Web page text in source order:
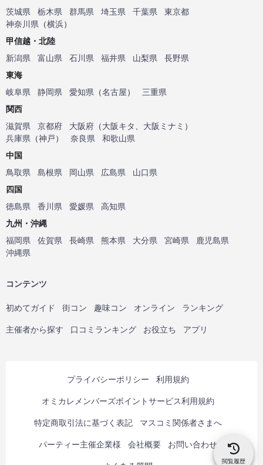
閲覧履歴
茨城県
栃木県 群馬県 埼玉県 千葉県
東京都
神奈川県 （横浜）
甲信越・北陸
新潟県
富山県 石川県 福井県 山梨県
長野県
東海
岐阜県
静岡県 愛知県 （名古屋）
三重県
関西
滋賀県
京都府 大阪府 （大阪キタ 大阪ミナミ ）
兵庫県 （神戸） 奈良県
和歌山県
中国
鳥取県
島根県 岡山県 広島県
山口県
四国
徳島県
香川県 愛媛県
高知県
九州・沖縄
福岡県
佐賀県 長崎県 熊本県 大分県 宮崎県
鹿児島県
沖縄県
コンテンツ
初めてガイド 街コン 趣味コン オンライン ランキング
主催者から探す 口コミランキング お役立ち アプリ
プライバシーポリシー 利用規約
オミカレメンバーズポイントサービス利用規約
特定商取引法に基づく表記 マスコミ関係者さまへ
パーティー主催企業様 会社概要 お問い合わせ